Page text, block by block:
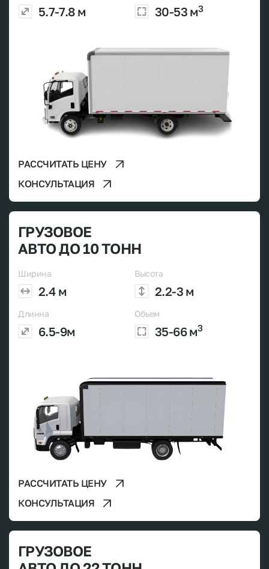
5.7-7.8 м 30-53 м3
РАССЧИТАТЬ ЦЕНУ
КОНСУЛЬТАЦИЯ
ГРУЗОВОЕ
АВТО ДО 10 ТОНН
Ширина
2.4 м
Высота
2.2-3 м
Длинна
6.5-9м
Объем
35-66 м3
РАССЧИТАТЬ ЦЕНУ
КОНСУЛЬТАЦИЯ
ГРУЗОВОЕ